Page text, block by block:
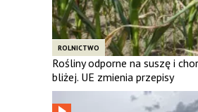
ROLNICTWO
Rośliny odporne na suszę i
bliżej. UE zmienia przepisy